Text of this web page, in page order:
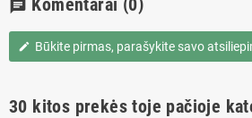
chat Komentarai (0)
edit Būkite pirmas, parašykite savo
30 kitos prekės toje pačioje